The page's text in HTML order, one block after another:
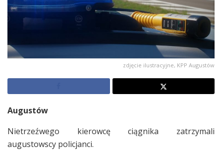
zdjęcie ilustracyjne, KPP Augustów
Augustów
Nietrzeźwego kierowcę ciągnika zatrzymali
augustowscy policjanci.